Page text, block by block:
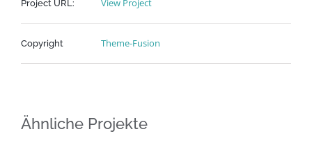
Project URL: View Project
Copyright Theme-Fusion
Ähnliche Projekte